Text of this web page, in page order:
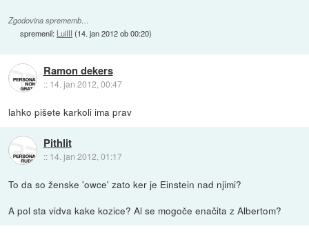
Zgodovina sprememb…
spremenil: LuiIII (14. jan 2012 ob 00:20)
Ramon dekers
:: 14. jan 2012, 00:47
lahko pišete karkoli ima prav
Pithlit
:: 14. jan 2012, 01:17
To da so ženske 'owce' zato ker je Einstein nad njimi?
A pol sta vidva kake kozice? Al se mogoče enačita z Albertom?